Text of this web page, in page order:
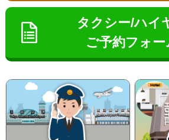
タクシー/ハイ
ご予約フォー